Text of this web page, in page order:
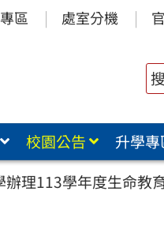
區 處室分機
校園公告 升學專
理113學年度生命教